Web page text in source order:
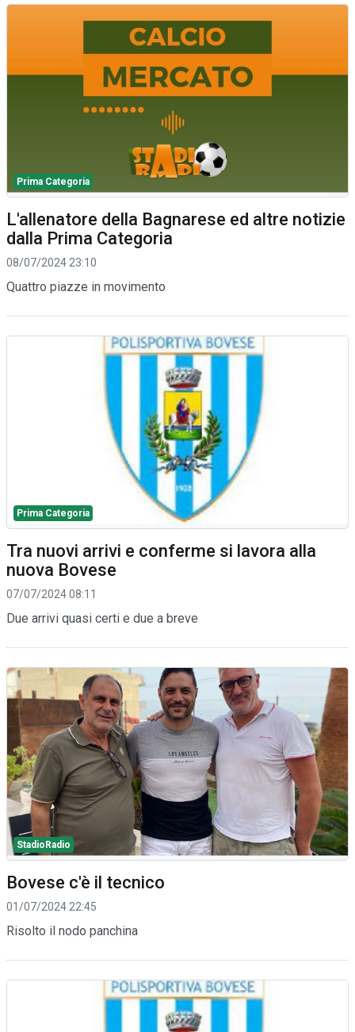
Prima Categoria
L'allenatore della Bagnarese ed altre notizie
dalla Prima Categoria
08/07/2024 23:10
Quattro piazze in movimento
Prima Categoria
Tra nuovi arrivi e conferme si lavora alla
nuova Bovese
07/07/2024 08:11
Due arrivi quasi certi e due a breve
StadioRadio
Bovese c'è il tecnico
01/07/2024 22:45
Risolto il nodo panchina